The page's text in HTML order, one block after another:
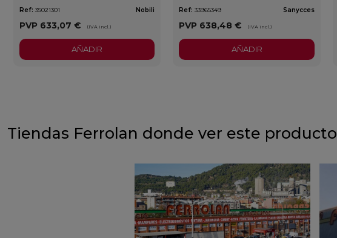
Ref: 35021301 Nobili
PVP 633,07 € (IVA incl.)
AÑADIR
Ref: 33965349 Sanycces
PVP 638,48 € (IVA incl.)
AÑADIR
Tiendas Ferrolan donde ver este producto